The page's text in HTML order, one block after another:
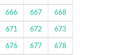
666 667 668
671 672 673
676 677 678